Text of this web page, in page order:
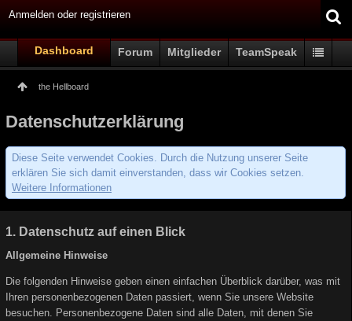
Anmelden oder registrieren
Dashboard Forum Mitglieder TeamSpeak
the Hellboard
Datenschutzerklärung
Diese Seite verwendet Cookies. Durch die Nutzung unserer Seite
erklären Sie sich damit einverstanden, dass wir Cookies setzen.
Weitere Informationen
1. Datenschutz auf einen Blick
Allgemeine Hinweise
Die folgenden Hinweise geben einen einfachen Überblick darüber, was mit
Ihren personenbezogenen Daten passiert, wenn Sie unsere Website
besuchen. Personenbezogene Daten sind alle Daten, mit denen Sie